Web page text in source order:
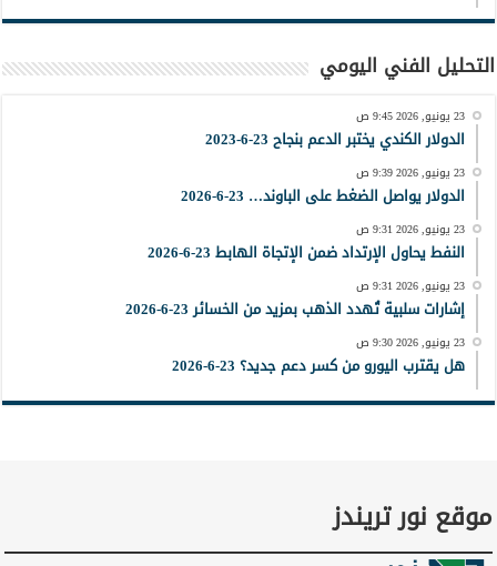
التحليل الفني اليومي
23 يونيو, 2026 9:45 ص
الدولار الكندي يختبر الدعم بنجاح 23-6-2023
23 يونيو, 2026 9:39 ص
الدولار يواصل الضغط على الباوند… 23-6-2026
23 يونيو, 2026 9:31 ص
النفط يحاول الإرتداد ضمن الإتجاة الهابط 23-6-2026
23 يونيو, 2026 9:31 ص
إشارات سلبية تُهدد الذهب بمزيد من الخسائر 23-6-2026
23 يونيو, 2026 9:30 ص
هل يقترب اليورو من كسر دعم جديد؟ 23-6-2026
موقع نور تريندز